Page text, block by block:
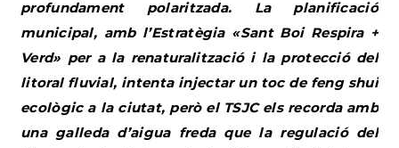
profundament polaritzada. La planificació
municipal, amb l’Estratègia «Sant Boi Respira +
Verd» per a la renaturalització i la protecció del
litoral fluvial, intenta injectar un toc de feng shui
ecològic a la ciutat, però el TSJC els recorda amb
una galleda d’aigua freda que la regulació del